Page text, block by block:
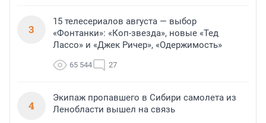
3
15 телесериалов августа — выбор
«Фонтанки»: «Коп-звезда», новые «Тед
Лассо» и «Джек Ричер», «Одержимость»
65 544 27
4
Экипаж пропавшего в Сибири самолета из
Ленобласти вышел на связь